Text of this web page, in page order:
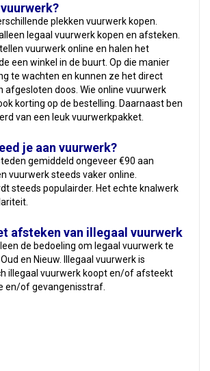
plekken vuurwerk kopen.
legaal vuurwerk kopen en afsteken.
vuurwerk online en halen het
een winkel in de buurt. Op die manier
te wachten en kunnen ze het direct
afgesloten doos. Wie online vuurwerk
korting op de bestelling. Daarnaast ben
van een leuk vuurwerkpakket.
je aan vuurwerk?
gemiddeld ongeveer €90 aan
vuurwerk steeds vaker online.
steeds populairder. Het echte knalwerk
afsteken van illegaal vuurwerk
de bedoeling om legaal vuurwerk te
en Nieuw. Illegaal vuurwerk is
illegaal vuurwerk koopt en/of afsteekt
en/of gevangenisstraf.